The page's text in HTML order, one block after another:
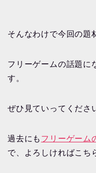
そんなわけで今回の題
フリーゲームの話題に
す。
ぜひ見ていってくださ
過去にも フリーゲーム
で、よろしければこち